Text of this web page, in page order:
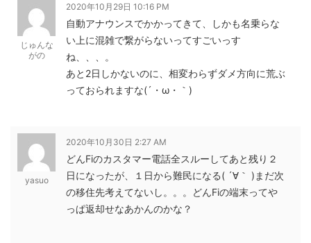
じゅんな
がの
2020年10月29日 10:16 PM
自動アナウンスでかかってきて、しかも名乗らな
い上に混雑で繋がらないってすごいっす
ね、、、。
あと2日しかないのに、相変わらずダメ方向に荒ぶ
っておられますな(´・ω・｀)
yasuo
2020年10月30日 2:27 AM
どんFiのカスタマー電話全スルーしてあと残り２
日になったが、１日から難民になる( ´∀｀ )まだ次
の移住先考えてないし。。。どんFiの端末ってや
っぱ返却せなあかんのかな？